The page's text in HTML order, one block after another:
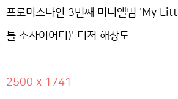
프로미스나인 3번째 미니앨범 'My
틀 소사이어티)' 티저 해상도
2500 x 1741